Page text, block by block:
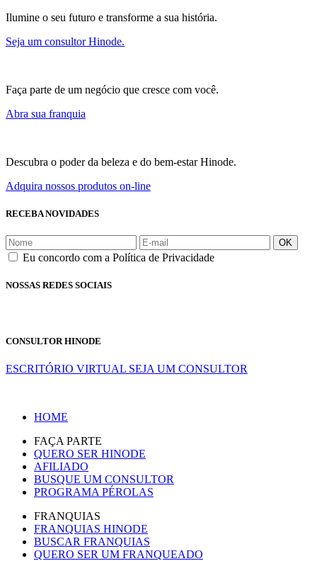
Ilumine o seu futuro e transforme a sua história.
Seja um consultor Hinode.
Faça parte de um negócio que cresce com você.
Abra sua franquia
Descubra o poder da beleza e do bem-estar Hinode.
Adquira nossos produtos on-line
RECEBA NOVIDADES
OK
Eu concordo com a Política de Privacidade
NOSSAS REDES SOCIAIS
CONSULTOR HINODE
ESCRITÓRIO VIRTUAL SEJA UM CONSULTOR
HOME
FAÇA PARTE
QUERO SER HINODE
AFILIADO
BUSQUE UM CONSULTOR
PROGRAMA PÉROLAS
FRANQUIAS
FRANQUIAS HINODE
BUSCAR FRANQUIAS
QUERO SER UM FRANQUEADO